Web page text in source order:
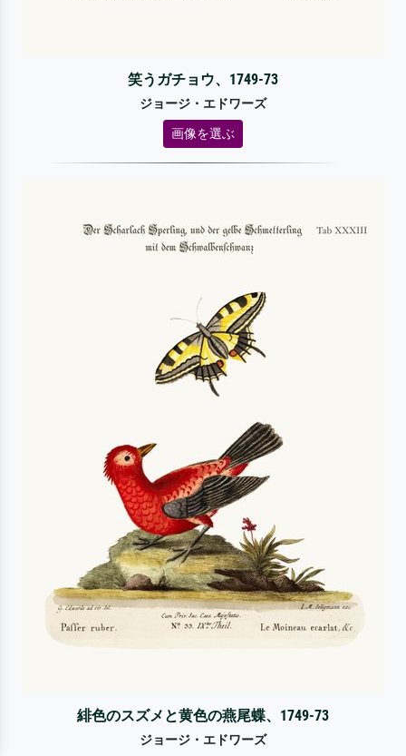
笑うガチョウ、1749-73
ジョージ・エドワーズ
画像を選ぶ
緋色のスズメと黄色の燕尾蝶、1749-73
ジョージ・エドワーズ